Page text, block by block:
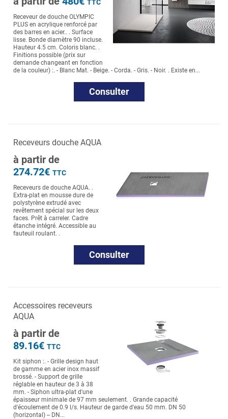
TTC
Receveur de douche OLYMPIC
PLUS en acrylique renforcé par
des barres en acier.. . Surface
lisse. Bonde diamètre 90 incluse.
Hauteur 4.5 cm. Coloris blanc. .
Finitions possible (prix sur
demande changeant en fonction
de la couleur) :. - Blanc Mat. - Beige. - Corda. - Gris. - Noir. . Existe en...
Consulter
Receveurs douche AQUA
à partir de
274.72€ TTC
Receveurs de douche AQUA. .
Extra-plat en mousse dure de
polystyrène extrudé avec
revêtement spécial sur les deux
faces. Prêt à carreler. Cadre
étanche intégré. Accessible au
fauteuil roulant. .
Consulter
Accessoires receveurs
AQUA
à partir de
89.16€ TTC
Kit siphon :. - Grille design haut
de gamme en acier inox massif
brossé. - Support de grille
réglable en hauteur de 3 à 38
mm. - Siphon ultra-plat d'une
épaisseur minimale de 97 mm seulement. . Grande capacité
d'écoulement de 0.9 l/s. Hauteur de garde d'eau 50 mm. DN 50
(horizontal) -- DN...